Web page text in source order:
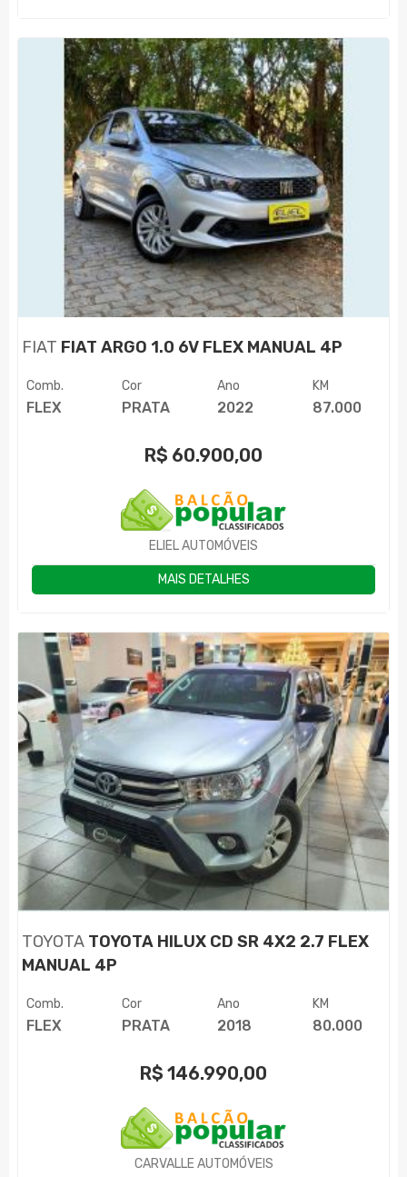
FIAT FIAT ARGO 1.0 6V FLEX MANUAL 4P
Comb.
FLEX
Cor
PRATA
Ano
2022
KM
87.000
R$ 60.900,00
ELIEL AUTOMÓVEIS
MAIS DETALHES
TOYOTA TOYOTA HILUX CD SR 4X2 2.7 FLEX
MANUAL 4P
Comb.
FLEX
Cor
PRATA
Ano
2018
KM
80.000
R$ 146.990,00
CARVALLE AUTOMÓVEIS